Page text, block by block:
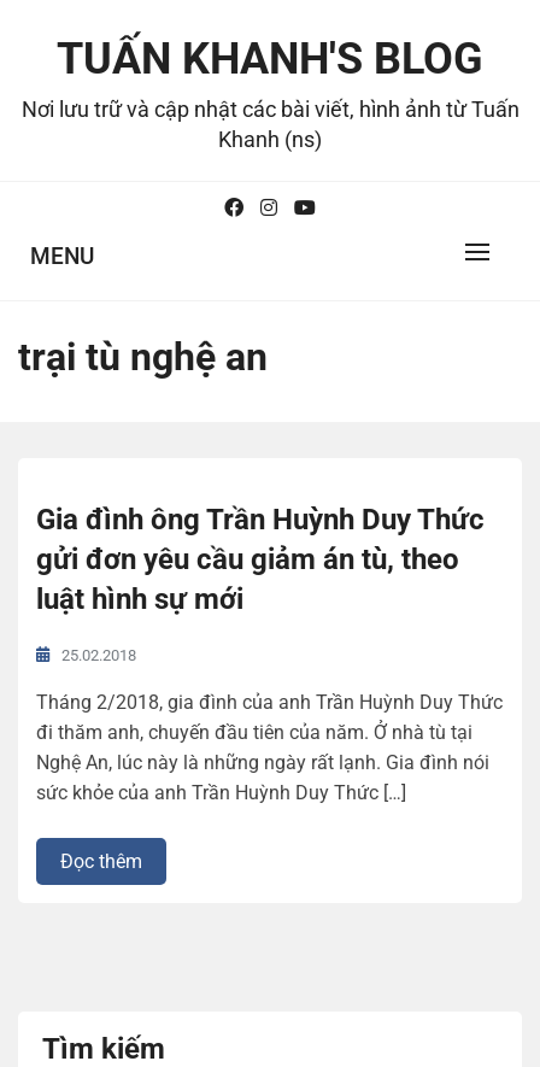
TUẤN KHANH'S BLOG
Nơi lưu trữ và cập nhật các bài viết, hình ảnh từ Tuấn
Khanh (ns)
MENU
trại tù nghệ an
Gia đình ông Trần Huỳnh Duy Thức
gửi đơn yêu cầu giảm án tù, theo
luật hình sự mới
25.02.2018
Tháng 2/2018, gia đình của anh Trần Huỳnh Duy Thức
đi thăm anh, chuyến đầu tiên của năm. Ở nhà tù tại
Nghệ An, lúc này là những ngày rất lạnh. Gia đình nói
sức khỏe của anh Trần Huỳnh Duy Thức […]
Đọc thêm
Tìm kiếm